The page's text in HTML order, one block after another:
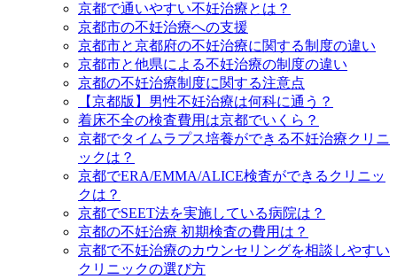
京都で通いやすい不妊治療とは？
京都市の不妊治療への支援
京都市と京都府の不妊治療に関する制度の違い
京都市と他県による不妊治療の制度の違い
京都の不妊治療制度に関する注意点
【京都版】男性不妊治療は何科に通う？
着床不全の検査費用は京都でいくら？
京都でタイムラプス培養ができる不妊治療クリニ
ックは？
京都でERA/EMMA/ALICE検査ができるクリニッ
クは？
京都でSEET法を実施している病院は？
京都の不妊治療 初期検査の費用は？
京都で不妊治療のカウンセリングを相談しやすい
クリニックの選び方